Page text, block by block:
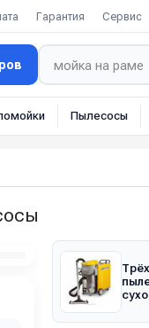
Гарантия Сервис
Пылесосы